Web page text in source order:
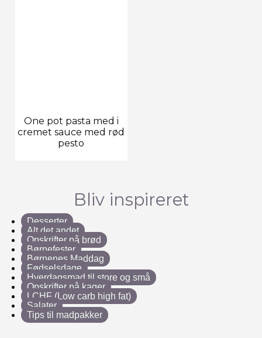
One pot pasta med i
cremet sauce med rød
pesto
Bliv inspireret
Desserter
Alt det andet
Opskrifter på brød
Børnefester
Børnenes Maddag
Fødselsdage
Hverdagsmad til store og små
Opskrifter på kager
LCHF (Low carb high fat)
Salater
Tips til madpakker